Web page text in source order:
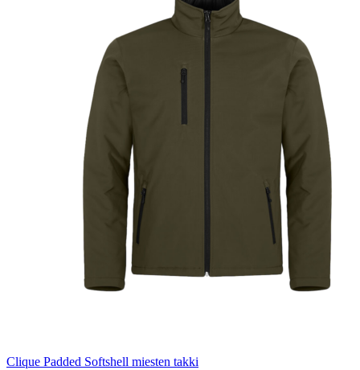
Clique Padded Softshell miesten takki